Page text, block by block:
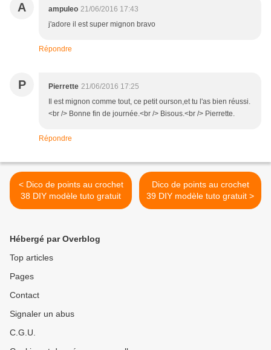
A ampuleo 21/06/2016 17:43
j'adore il est super mignon bravo
Répondre
P Pierrette 21/06/2016 17:25
Il est mignon comme tout, ce petit ourson,et tu l'as bien réussi.
<br /> Bonne fin de journée.<br /> Bisous.<br /> Pierrette.
Répondre
< Dico de points au crochet
38 DIY modèle tuto gratuit
Dico de points au crochet
39 DIY modèle tuto gratuit >
Hébergé par Overblog
Top articles
Pages
Contact
Signaler un abus
C.G.U.